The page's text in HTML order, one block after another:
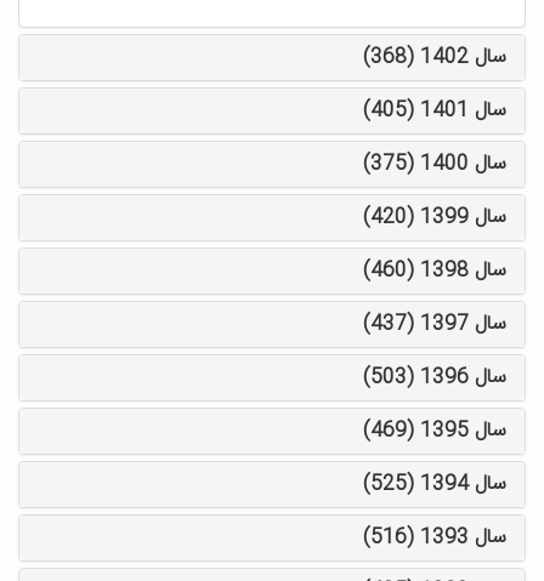
سال 1402 (368)
سال 1401 (405)
سال 1400 (375)
سال 1399 (420)
سال 1398 (460)
سال 1397 (437)
سال 1396 (503)
سال 1395 (469)
سال 1394 (525)
سال 1393 (516)